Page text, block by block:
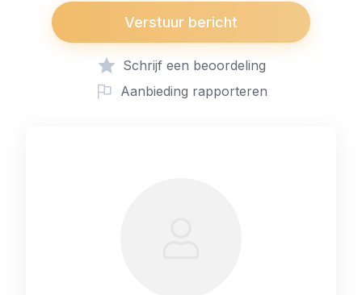
Verstuur bericht
Schrijf een beoordeling
Aanbieding rapporteren